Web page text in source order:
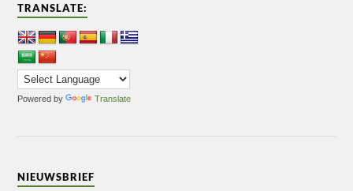
TRANSLATE:
Powered by Translate
NIEUWSBRIEF